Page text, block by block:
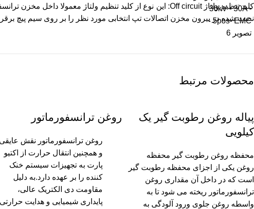
کلید تنظیم ولتاژOff circuit: این نوع از کلید تنظیم ولتاژ معمولا داخل مخزن
نصب شده در بیرون مخزن اتصالات تپ انتخابی مورد نظر را بر روی سیم پیچ
محصولات مرتبط
پیاله روغن رطوبت گیر یک
کیلویی
محفظه روغن رطوبت گیر محفظه
روغن یکی از اجزای محفظه رطوبت گیر
است که در داخل آن مقداری روغن
ترانسفورماتور ریخته می شود تا به
واسطه روغن جلوی ورود آلودگی به
روغن ترانسفورماتور
روغن ترانسفورماتور نقش عایقی
و همچنین انتقال حرارت از اکتیو
پارت به تجهیزات سیستم خنک
کننده را بر عهده دارد.به دلیل
مقاومت دی الکتریک عالی،
پایداری شیمیایی و هدایت حرارتی